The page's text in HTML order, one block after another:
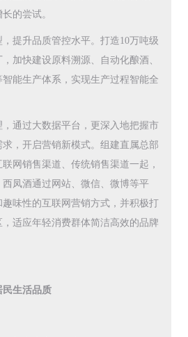
的尝试。
提升品质管控水平。打造10万吨级
加快建设原料溯源、自动化酿酒、
能生产体系，实现生产过程智能全
通过大数据平台，更深入地把握市
，开启营销新模式。组建直属总部
网销售渠道、传统销售渠道一起，
凤酒通过网站、微信、微博等平
味性的互联网营销方式，并积极打
适应年轻消费群体简洁高效的品牌
民生活品质